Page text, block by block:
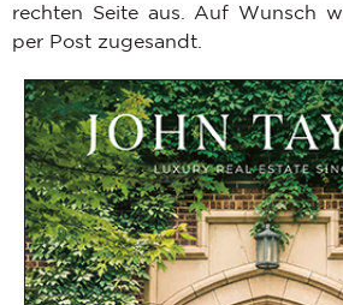
rechten Seite aus. Auf Wunsch
per Post zugesandt.